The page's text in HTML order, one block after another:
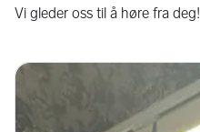
Vi gleder oss til å høre fra deg!